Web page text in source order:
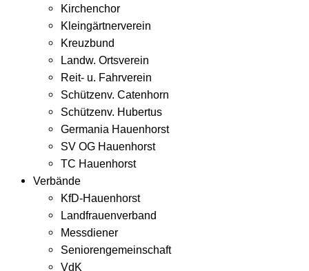
Kirchenchor
Kleingärtnerverein
Kreuzbund
Landw. Ortsverein
Reit- u. Fahrverein
Schützenv. Catenhorn
Schützenv. Hubertus
Germania Hauenhorst
SV OG Hauenhorst
TC Hauenhorst
Verbände
KfD-Hauenhorst
Landfrauenverband
Messdiener
Seniorengemeinschaft
VdK